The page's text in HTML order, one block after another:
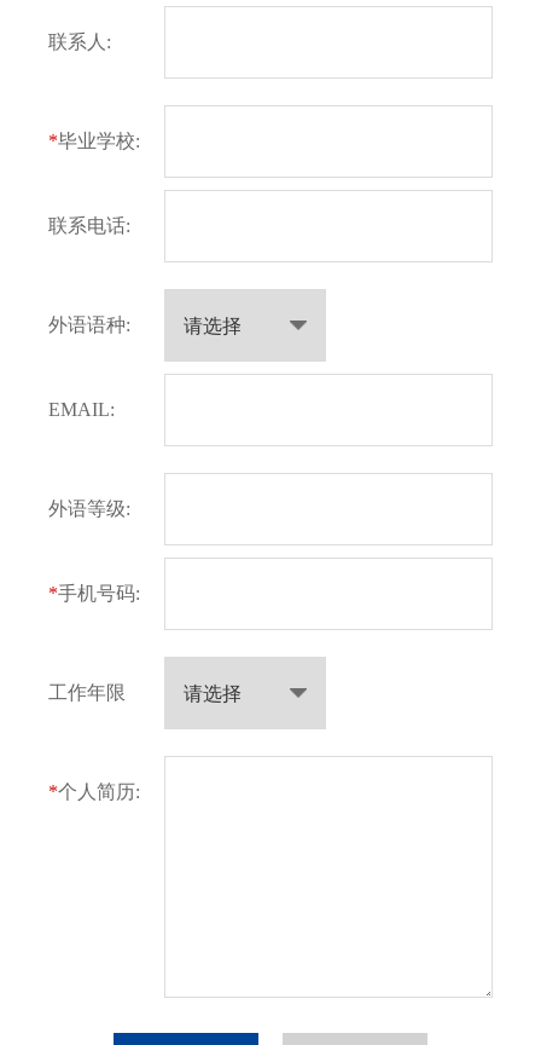
联系人:
*毕业学校:
联系电话:
外语语种:
EMAIL:
外语等级:
*手机号码:
工作年限
*个人简历: